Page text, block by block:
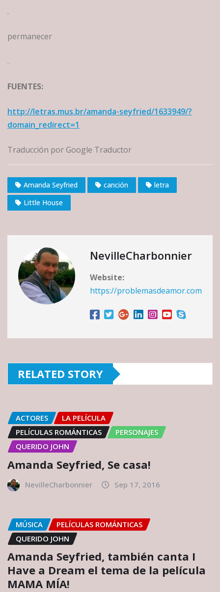
.
permanecer
.
FUENTES:
http://letras.mus.br/amanda-seyfried/1633949/?
domain_redirect=1
Traducción por Google Traductor
Amanda Seyfried canción
letra
Little House
NevilleCharbonnier
Website:
https://problemasdeamor.com
RELATED STORY
ACTORES
LA PELÍCULA
PELÍCULAS ROMÁNTICAS
PERSONAJES
QUERIDO JOHN
Amanda Seyfried, Se casa!
NevilleCharbonnier Sep 17, 2016
MÚSICA
PELÍCULAS ROMÁNTICAS
QUERIDO JOHN
Amanda Seyfried, también canta I
Have a Dream el tema de la película
MAMA MÍA!